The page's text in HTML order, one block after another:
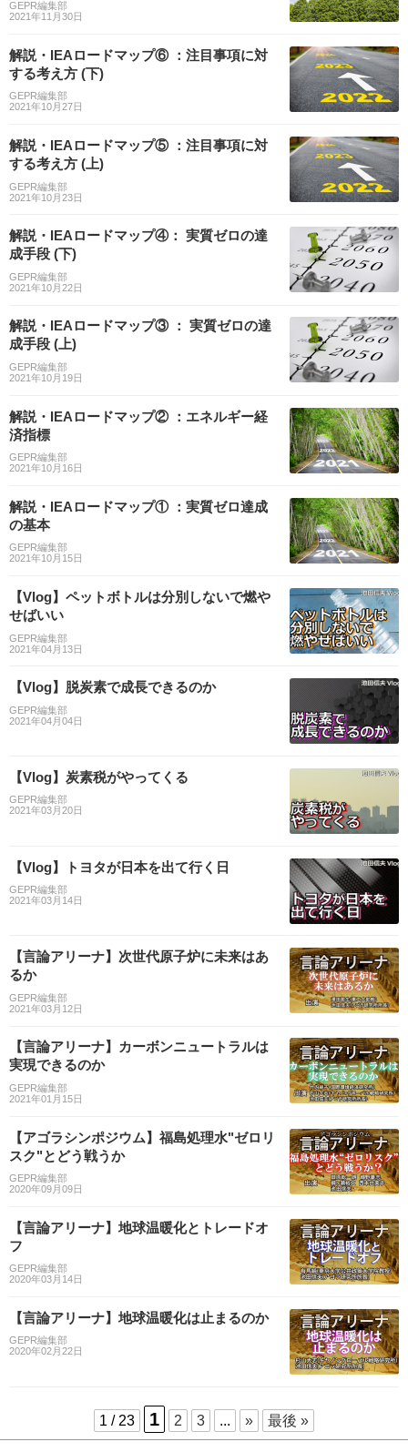
GEPR編集部
2021年11月30日
解説・IEAロードマップ⑥ ：注目事項に対
する考え方 (下)
GEPR編集部
2021年10月27日
解説・IEAロードマップ⑤ ：注目事項に対
する考え方 (上)
GEPR編集部
2021年10月23日
解説・IEAロードマップ④： 実質ゼロの達
成手段 (下)
GEPR編集部
2021年10月22日
解説・IEAロードマップ③ ： 実質ゼロの達
成手段 (上)
GEPR編集部
2021年10月19日
解説・IEAロードマップ② ：エネルギー経
済指標
GEPR編集部
2021年10月16日
解説・IEAロードマップ① ：実質ゼロ達成
の基本
GEPR編集部
2021年10月15日
【Vlog】ペットボトルは分別しないで燃や
せばいい
GEPR編集部
2021年04月13日
【Vlog】脱炭素で成長できるのか
GEPR編集部
2021年04月04日
【Vlog】炭素税がやってくる
GEPR編集部
2021年03月20日
【Vlog】トヨタが日本を出て行く日
GEPR編集部
2021年03月14日
【言論アリーナ】次世代原子炉に未来はあ
るか
GEPR編集部
2021年03月12日
【言論アリーナ】カーボンニュートラルは
実現できるのか
GEPR編集部
2021年01月15日
【アゴラシンポジウム】福島処理水"ゼロリ
スク"とどう戦うか
GEPR編集部
2020年09月09日
【言論アリーナ】地球温暖化とトレードオ
フ
GEPR編集部
2020年03月14日
【言論アリーナ】地球温暖化は止まるのか
GEPR編集部
2020年02月22日
1 / 23 1 2 3 ... » 最後 »